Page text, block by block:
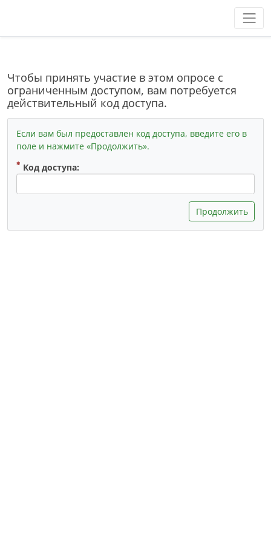
Чтобы принять участие в этом опросе с
ограниченным доступом, вам потребуется
действительный код доступа.
Если вам был предоставлен код доступа, введите его в
поле и нажмите «Продолжить».
Код доступа:
Продолжить